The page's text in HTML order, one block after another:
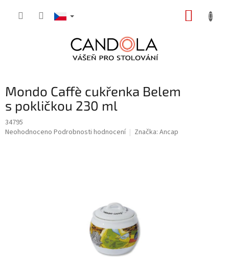
Mondo Caffè cukřenka Belem
s pokličkou 230 ml
34795
Průměrné
Neohodnoceno Podrobnosti hodnocení Značka: Ancap